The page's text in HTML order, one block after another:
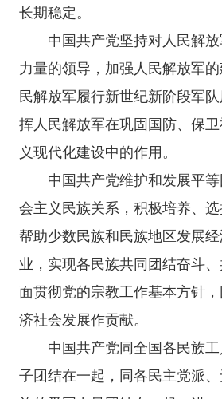
长期稳定。
中国共产党坚持对人民解
力量的领导，加强人民解放军
民解放军履行新世纪新阶段军
挥人民解放军在巩固国防、保
义现代化建设中的作用。
中国共产党维护和发展平
会主义民族关系，积极培养、选
帮助少数民族和民族地区发展
业，实现各民族共同团结奋斗
面贯彻党的宗教工作基本方针
济社会发展作贡献。
中国共产党同全国各民族
子团结在一起，同各民主党派